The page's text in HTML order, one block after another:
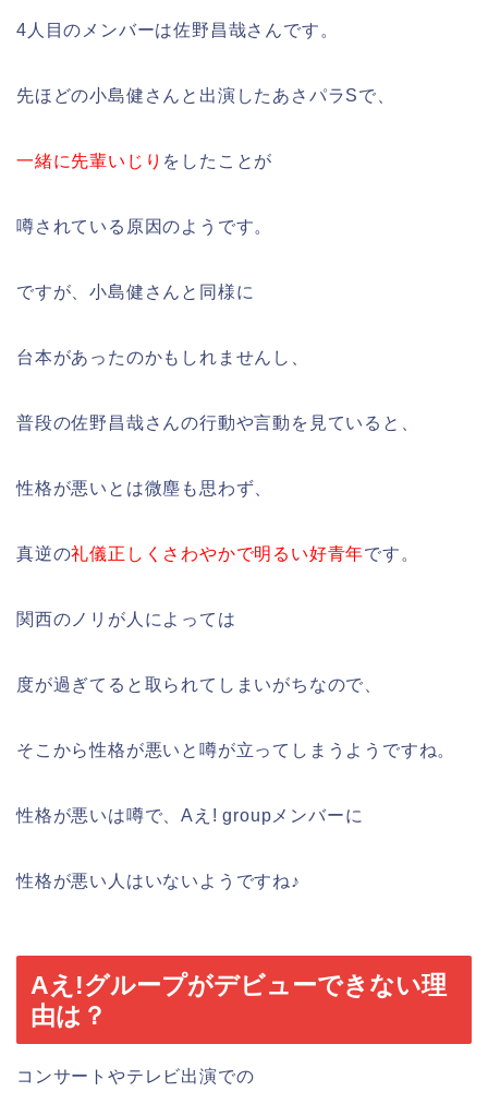
4人目のメンバーは佐野昌哉さんです。
先ほどの小島健さんと出演したあさパラSで、
一緒に先輩いじり をしたことが
噂されている原因のようです。
ですが、小島健さんと同様に
台本があったのかもしれませんし、
普段の佐野昌哉さんの行動や言動を見ていると、
性格が悪いとは微塵も思わず、
真逆の礼儀正しくさわやかで明るい好青年です。
関西のノリが人によっては
度が過ぎてると取られてしまいがちなので、
そこから性格が悪いと噂が立ってしまうようですね。
性格が悪いは噂で、Aえ! groupメンバーに
性格が悪い人はいないようですね♪
Aえ!グループがデビューできない理
由は？
コンサートやテレビ出演での